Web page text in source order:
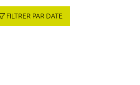
FILTRER PAR DATE